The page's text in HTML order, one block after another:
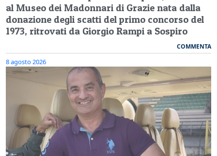
al Museo dei Madonnari di Grazie nata dalla
donazione degli scatti del primo concorso del
1973, ritrovati da Giorgio Rampi a Sospiro
COMMENTA
8 agosto 2026